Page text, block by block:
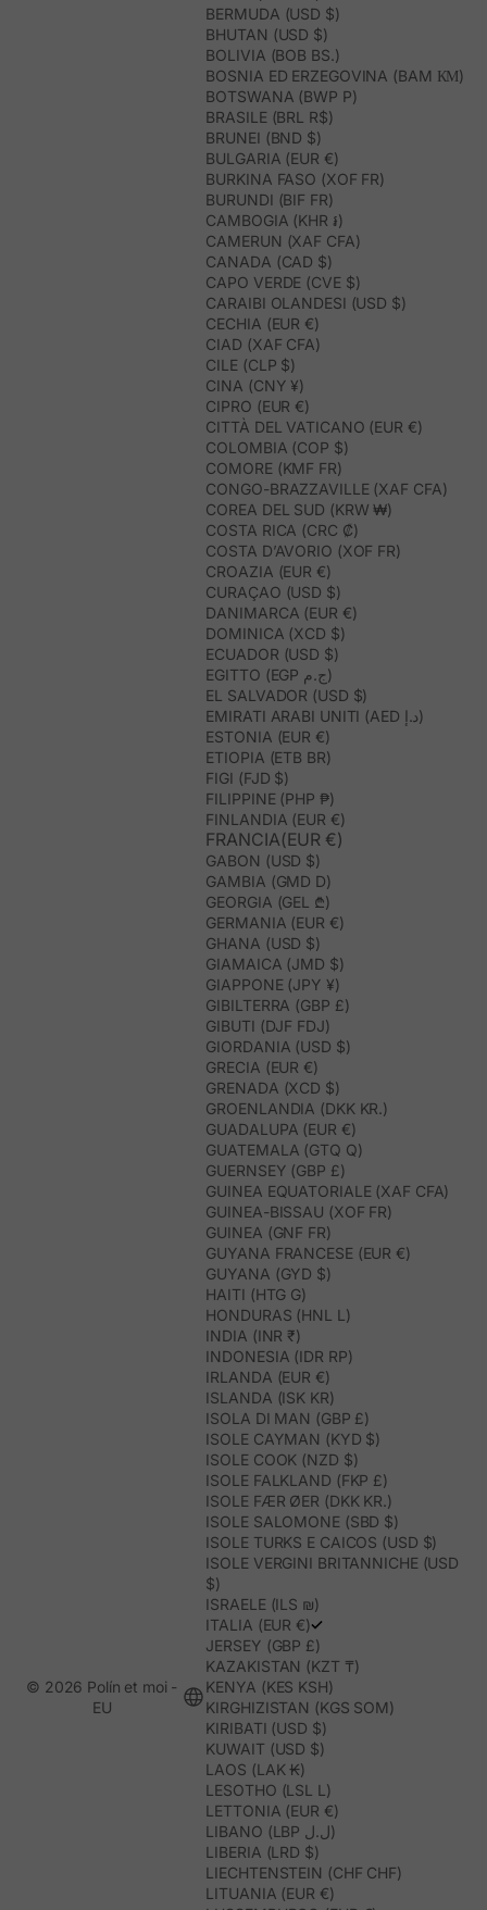
BERMUDA (USD $)
BHUTAN (USD $)
BOLIVIA (BOB BS.)
BOSNIA ED ERZEGOVINA (BAM КМ)
BOTSWANA (BWP P)
BRASILE (BRL R$)
BRUNEI (BND $)
BULGARIA (EUR €)
BURKINA FASO (XOF FR)
BURUNDI (BIF FR)
CAMBOGIA (KHR ៛)
CAMERUN (XAF CFA)
CANADA (CAD $)
CAPO VERDE (CVE $)
CARAIBI OLANDESI (USD $)
CECHIA (EUR €)
CIAD (XAF CFA)
CILE (CLP $)
CINA (CNY ¥)
CIPRO (EUR €)
CITTÀ DEL VATICANO (EUR €)
COLOMBIA (COP $)
COMORE (KMF FR)
CONGO-BRAZZAVILLE (XAF CFA)
COREA DEL SUD (KRW ₩)
COSTA RICA (CRC ₡)
COSTA D’AVORIO (XOF FR)
CROAZIA (EUR €)
CURAÇAO (USD $)
DANIMARCA (EUR €)
DOMINICA (XCD $)
ECUADOR (USD $)
EGITTO (EGP ج.م)
EL SALVADOR (USD $)
EMIRATI ARABI UNITI (AED د.إ)
ESTONIA (EUR €)
ETIOPIA (ETB BR)
FIGI (FJD $)
FILIPPINE (PHP ₱)
FINLANDIA (EUR €)
FRANCIA(EUR €)
GABON (USD $)
GAMBIA (GMD D)
GEORGIA (GEL ₾)
GERMANIA (EUR €)
GHANA (USD $)
GIAMAICA (JMD $)
GIAPPONE (JPY ¥)
GIBILTERRA (GBP £)
GIBUTI (DJF FDJ)
GIORDANIA (USD $)
GRECIA (EUR €)
GRENADA (XCD $)
GROENLANDIA (DKK KR.)
GUADALUPA (EUR €)
GUATEMALA (GTQ Q)
GUERNSEY (GBP £)
GUINEA EQUATORIALE (XAF CFA)
GUINEA-BISSAU (XOF FR)
GUINEA (GNF FR)
GUYANA FRANCESE (EUR €)
GUYANA (GYD $)
HAITI (HTG G)
HONDURAS (HNL L)
INDIA (INR ₹)
INDONESIA (IDR RP)
IRLANDA (EUR €)
ISLANDA (ISK KR)
ISOLA DI MAN (GBP £)
ISOLE CAYMAN (KYD $)
ISOLE COOK (NZD $)
ISOLE FALKLAND (FKP £)
ISOLE FÆR ØER (DKK KR.)
ISOLE SALOMONE (SBD $)
ISOLE TURKS E CAICOS (USD $)
ISOLE VERGINI BRITANNICHE (USD
$)
ISRAELE (ILS ₪)
ITALIA (EUR €)
JERSEY (GBP £)
KAZAKISTAN (KZT ₸)
KENYA (KES KSH)
KIRGHIZISTAN (KGS SOM)
KIRIBATI (USD $)
KUWAIT (USD $)
LAOS (LAK ₭)
LESOTHO (LSL L)
LETTONIA (EUR €)
LIBANO (LBP ل.ل)
LIBERIA (LRD $)
LIECHTENSTEIN (CHF CHF)
LITUANIA (EUR €)
© 2026 Polín et moi -
EU